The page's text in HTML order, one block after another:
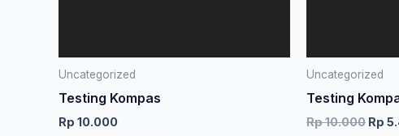
Uncategorized
Testing Kompas
Rp 10.000
Uncategorized
Testing
Rp10.000 Rp